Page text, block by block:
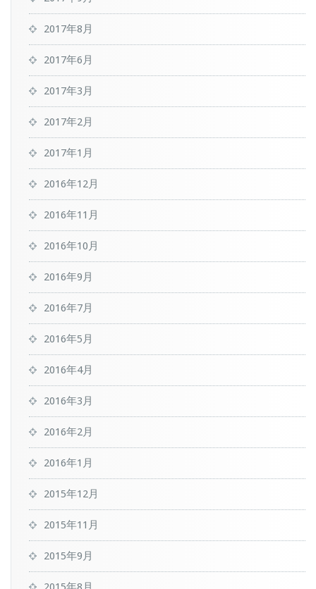
2017年8月
2017年6月
2017年3月
2017年2月
2017年1月
2016年12月
2016年11月
2016年10月
2016年9月
2016年7月
2016年5月
2016年4月
2016年3月
2016年2月
2016年1月
2015年12月
2015年11月
2015年9月